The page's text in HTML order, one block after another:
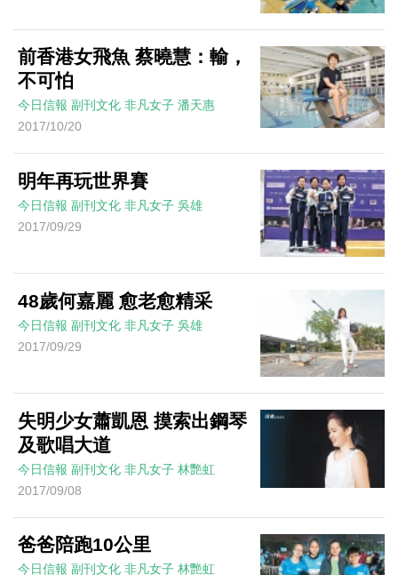
前香港女飛魚 蔡曉慧：輸，
不可怕
今日信報 副刊文化 非凡女子 潘天惠
2017/10/20
明年再玩世界賽
今日信報 副刊文化 非凡女子 吳雄
2017/09/29
48歲何嘉麗 愈老愈精采
今日信報 副刊文化 非凡女子 吳雄
2017/09/29
失明少女蕭凱恩 摸索出鋼琴
及歌唱大道
今日信報 副刊文化 非凡女子 林艷虹
2017/09/08
爸爸陪跑10公里
今日信報 副刊文化 非凡女子 林艷虹